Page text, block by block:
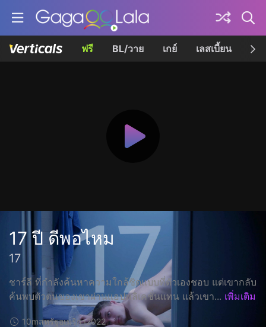
ฟรี BL/วาย เกย์ เลสเบี้ยน เค
17 ปี ดีพอไหม
17
ชาร์ลี ที่กำลังค้นหาความใกล้ชิดแบบที่ตัวเองชอบ แต่เขากลับ
ค้นพบตัวตนของเขาผ่านแอปพลิเคชั่นแทน แล้วเขา... เพิ่มเติม
10mสหรัฐอเมริกา2022